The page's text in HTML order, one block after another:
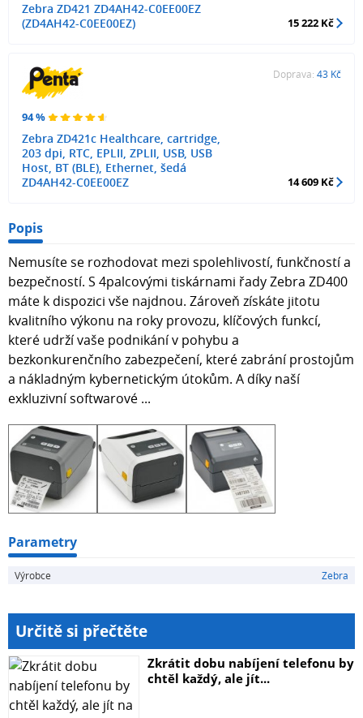
Zebra ZD421 ZD4AH42-C0EE00EZ
(ZD4AH42-C0EE00EZ)
15 222 Kč
94 %
Zebra ZD421c Healthcare, cartridge,
203 dpi, RTC, EPLII, ZPLII, USB, USB
Host, BT (BLE), Ethernet, šedá
ZD4AH42-C0EE00EZ
Doprava: 43 Kč
14 609 Kč
Popis
Nemusíte se rozhodovat mezi spolehlivostí, funkčností a
bezpečností. S 4palcovými tiskárnami řady Zebra ZD400
máte k dispozici vše najdnou. Zároveň získáte jitotu
kvalitního výkonu na roky provozu, klíčových funkcí,
které udrží vaše podnikání v pohybu a
bezkonkurenčního zabezpečení, které zabrání prostojům
a nákladným kybernetickým útokům. A díky naší
exkluzivní softwarové ...
Parametry
Výrobce Zebra
Určitě si přečtěte
Zkrátit dobu nabíjení telefonu by
chtěl každý, ale jít...